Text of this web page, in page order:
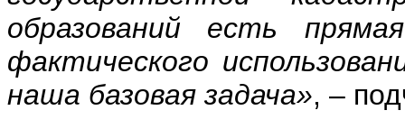
образований есть
фактического
наша базовая задача», –